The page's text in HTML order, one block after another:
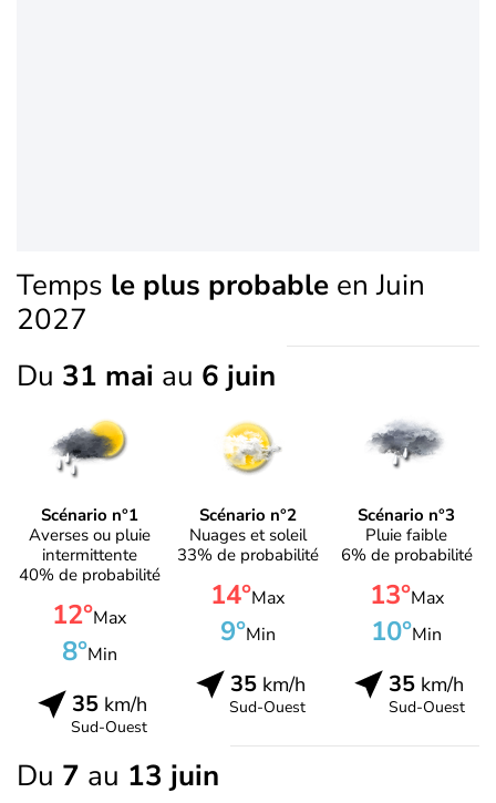
Temps le plus probable en Juin
2027
Du 31 mai au 6 juin
Scénario n°1
Averses ou pluie
intermittente
40% de probabilité
12°Max
8°Min
35km/h
Sud-Ouest
Scénario n°2
Nuages et soleil
33% de probabilité
14°Max
9°Min
35km/h
Sud-Ouest
Scénario n°3
Pluie faible
6% de probabilité
13°Max
10°Min
35 km/h
Sud-Ouest
Du 7 au 13 juin